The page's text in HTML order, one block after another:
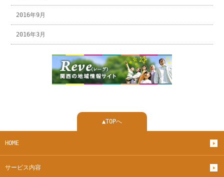
2016年9月
2016年3月
▲TOPへ
HOME
サービス内容